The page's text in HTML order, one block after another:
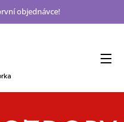
objednávce!